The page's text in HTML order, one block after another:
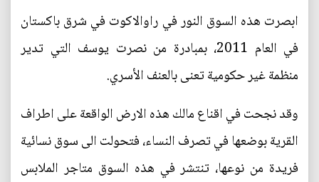
ابصرت هذه السوق النور في راوالاكوت في شرق باكستان
في العام 2011، بمبادرة من نصرت يوسف التي تدير
منظمة غير حكومية تعنى بالعنف الأسري.
وقد نجحت في اقناع مالك هذه الارض الواقعة على اطراف
القرية بوضعها في تصرف النساء، فتحولت الى سوق نسائية
فريدة من نوعها، تنتشر في هذه السوق متاجر الملابس